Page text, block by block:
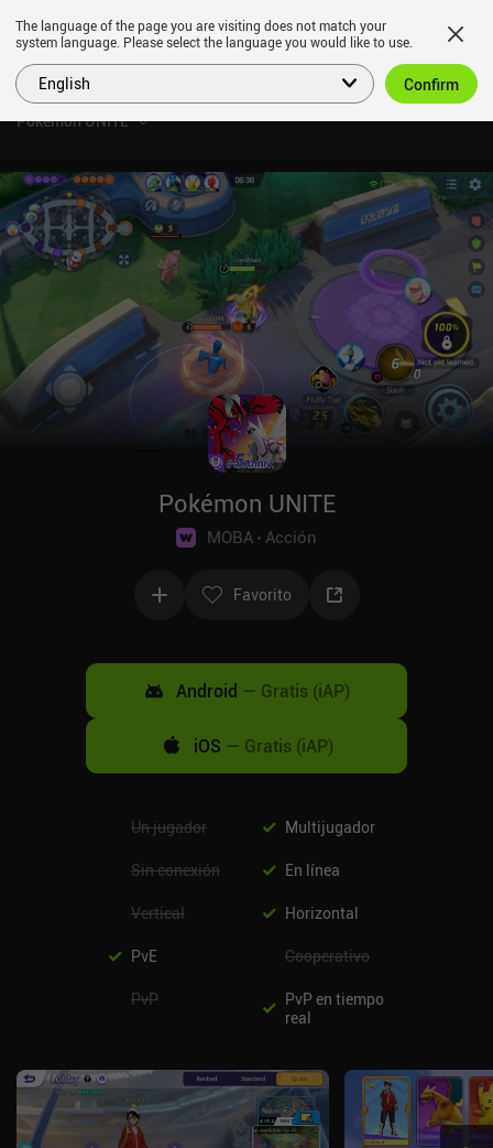
Pokémon UNITE
Pokémon UNITE
MOBA Acción
Favorito
Android — Gratis (iAP)
iOS — Gratis (iAP)
Un jugador Multijugador
Sin conexión En línea
Vertical Horizontal
PvE Cooperativo
PvP
PvP en tiempo
real
The language of the page you are visiting does not match your
system language. Please select the language you would like to use.
English Confirm